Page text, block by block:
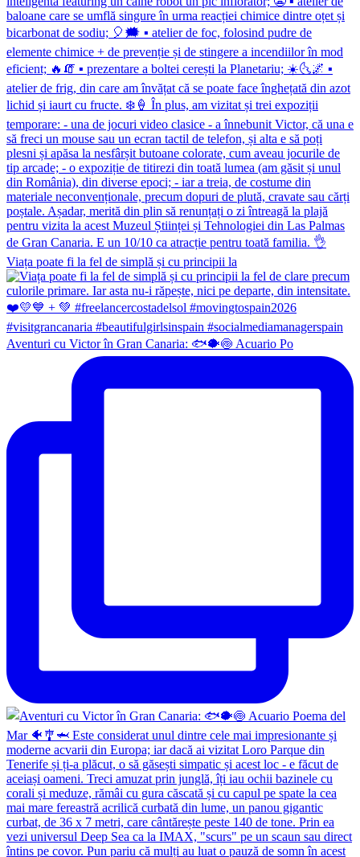
Viața poate fi la fel de simplă și cu principii la
Aventuri cu Victor în Gran Canaria: 🐟🐡🍥 Acuario Po